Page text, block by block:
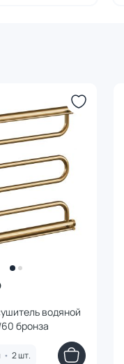
водяной
бронза
• 2 шт.